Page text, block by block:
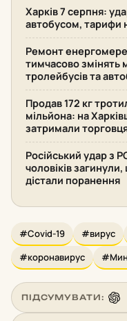
Харків 7 серпня:
автобусом, тарифи
Ремонт
тимчасово змінять
тролейбусів та
Продав 172 кг
мільйона: на
затримали
Російський удар з
чоловіків
дістали поранення
#Covid-19 #вирус
#коронавирус
ПІДСУМУВАТИ: